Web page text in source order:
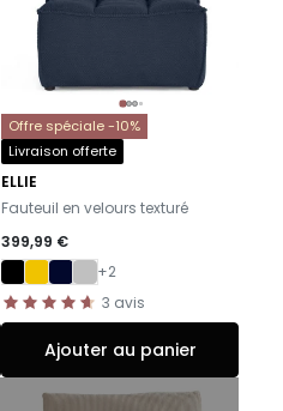
Offre spéciale -10%
Livraison offerte
ELLIE
-
Fauteuil en velours texturé
399,99 €
+2
3 avis
Ajouter au panier